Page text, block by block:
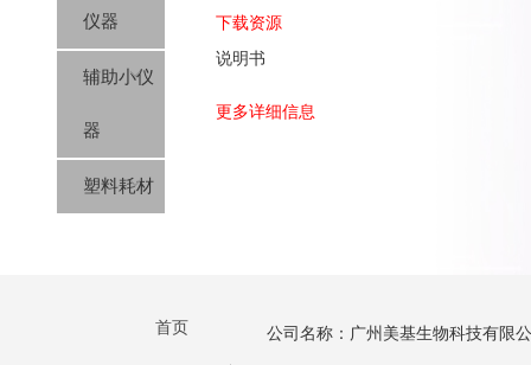
仪器
辅助小仪
器
塑料耗材
下载资源
说明书
更多详细信息
首页 公司名称：广州美基生物科技有限